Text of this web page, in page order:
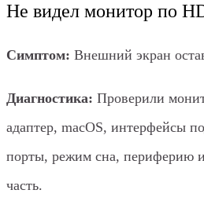
Не видел монитор по
Симптом: Внешний экран
Диагностика: Проверили
адаптер, macOS, интерфейсы
порты, режим сна, периферию
часть.